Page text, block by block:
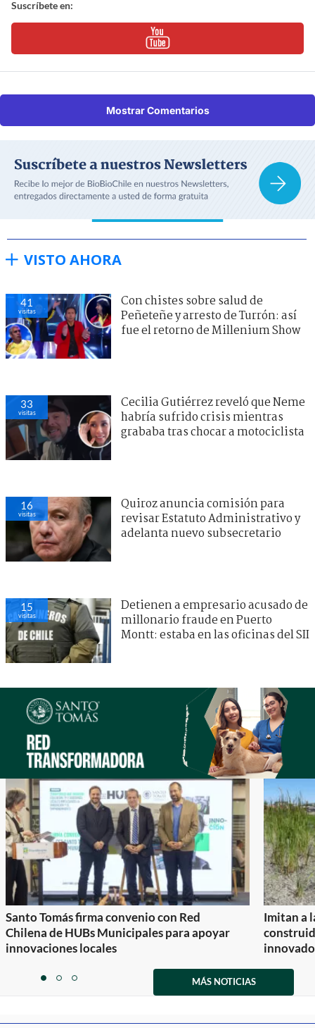
Suscríbete en:
Mostrar Comentarios
VISTO AHORA
41
visitas
Con chistes sobre salud de
Peñeteñe y arresto de Turrón: así
fue el retorno de Millenium Show
33
visitas
Cecilia Gutiérrez reveló que Neme
habría sufrido crisis mientras
grababa tras chocar a motociclista
16
visitas
Quiroz anuncia comisión para
revisar Estatuto Administrativo y
adelanta nuevo subsecretario
15
visitas
Detienen a empresario acusado de
millonario fraude en Puerto
Montt: estaba en las oficinas del SII
Santo Tomás firma convenio con Red
Chilena de HUBs Municipales para apoyar
innovaciones locales
Imitan a
itemitemitem
MÁS NOTICIAS